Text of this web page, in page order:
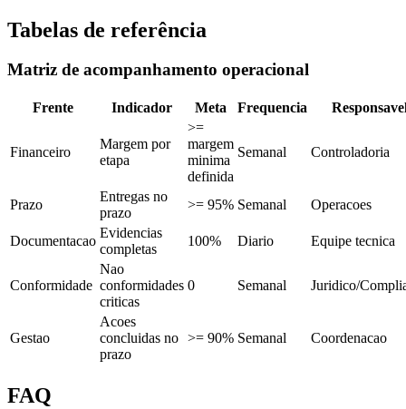
Tabelas de referência
Matriz de acompanhamento operacional
Frente Indicador Meta Frequencia
Financeiro
Margem por
etapa
>=
margem
minima
definida
Semanal Controladoria
Prazo
Entregas no
prazo
>= 95% Semanal Operacoes
Documentacao
Evidencias
completas
100% Diario Equipe tecnica
Conformidade
Nao
conformidades
criticas
0 Semanal Juridico/
Gestao
Acoes
concluidas no
prazo
>= 90% Semanal Coordenacao
FAQ